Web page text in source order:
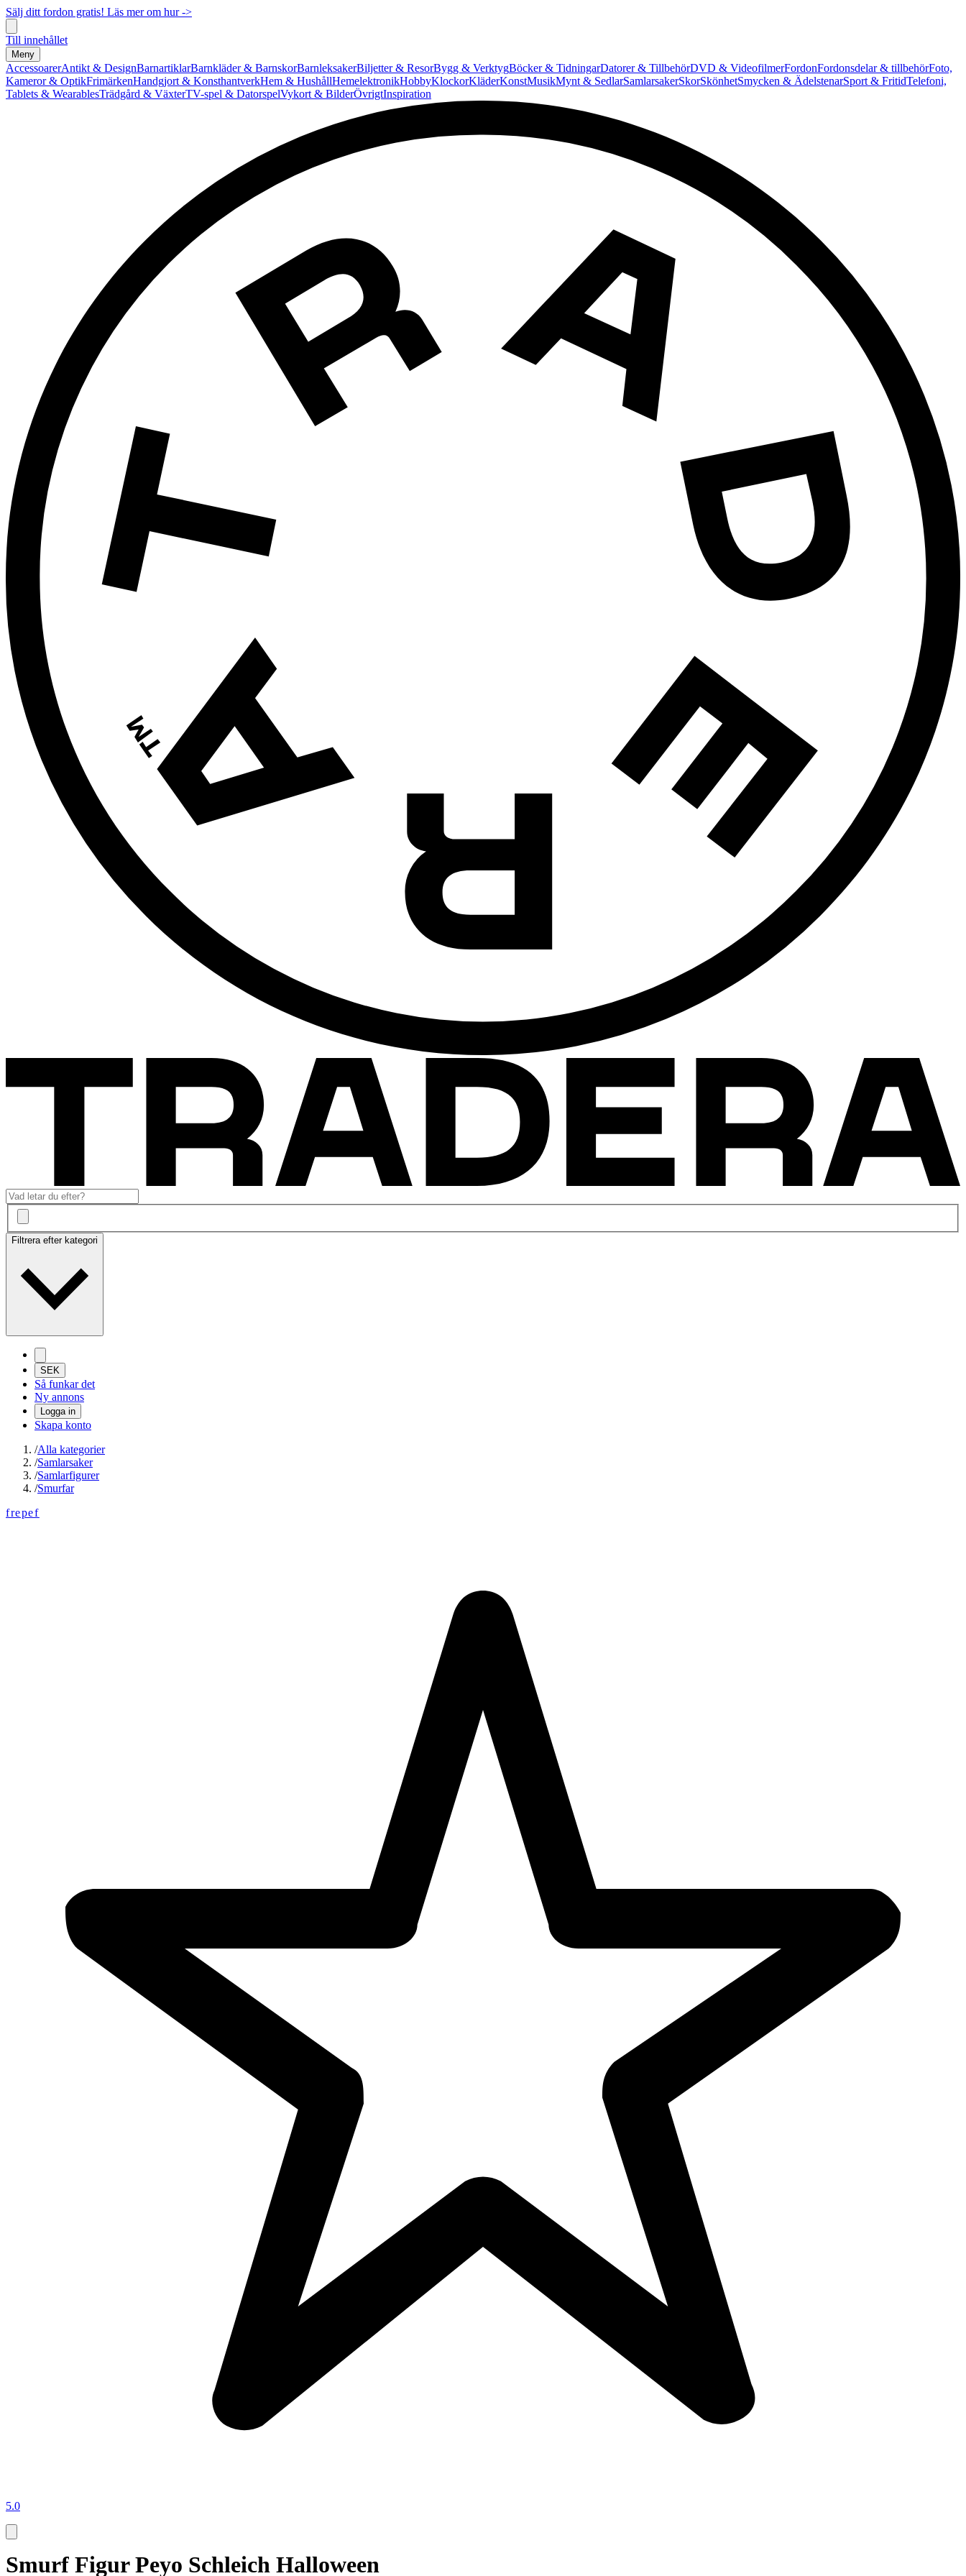
Sälj ditt fordon gratis! Läs mer om hur ->
Till innehållet
Meny
AccessoarerAntikt & DesignBarnartiklarBarnkläder & BarnskorBarnleksakerBiljetter & ResorBygg & VerktygBöcker & TidningarDatorer & TillbehörDVD & VideofilmerFordonFordonsdelar & tillbehörFoto,
Kameror & OptikFrimärkenHandgjort & KonsthantverkHem & HushållHemelektronikHobbyKlockorKläderKonstMusikMynt & SedlarSamlarsakerSkorSkönhetSmycken & ÄdelstenarSport & FritidTelefoni,
Tablets & WearablesTrädgård & VäxterTV-spel & DatorspelVykort & BilderÖvrigtInspiration
Filtrera efter kategori
SEK
Så funkar det
Ny annons
Logga in
Skapa konto
/Alla kategorier
/Samlarsaker
/Samlarfigurer
/Smurfar
frepef
5.0
Smurf Figur Peyo Schleich Halloween